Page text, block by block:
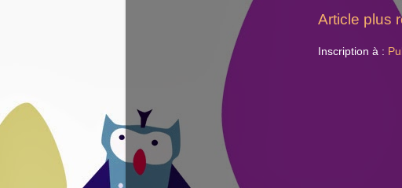
Article plus
Inscription à :